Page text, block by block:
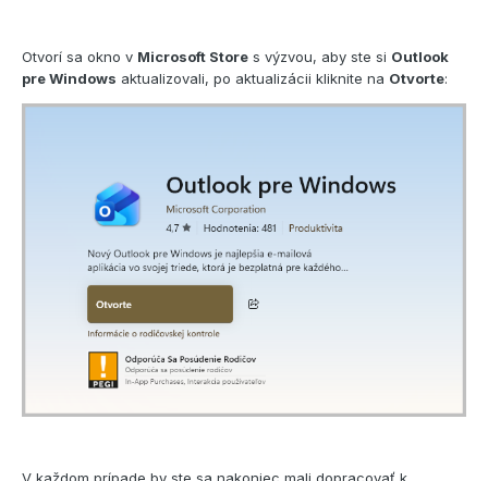
Otvorí sa okno v Microsoft Store s výzvou, aby ste si Outlook
pre Windows aktualizovali, po aktualizácii kliknite na Otvorte:
V každom prípade by ste sa nakoniec mali dopracovať k